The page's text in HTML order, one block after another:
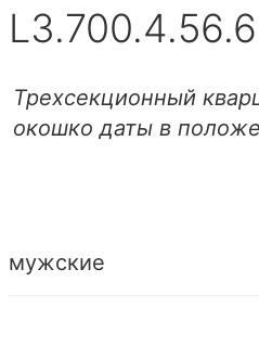
L3.700.4.56.6
Трехсекционный
окошко даты в
мужские